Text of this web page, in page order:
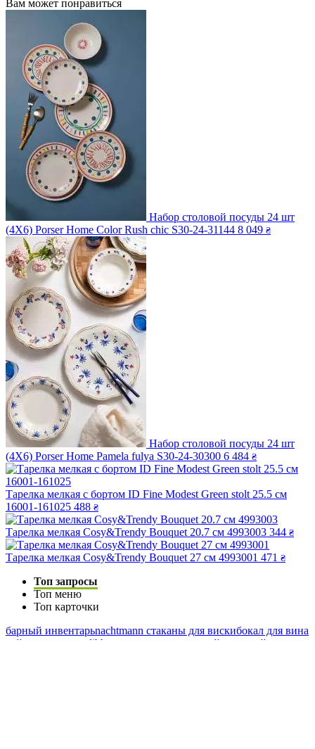
Вам может понравиться
Набор столовой посуды 24 шт
(4X6) Porser Home Color Rush chic S30-24-31144 8 049 ₴
Набор столовой посуды 24 шт
(4X6) Porser Home Pamela fulya S30-24-30300 6 484 ₴
Тарелка мелкая с бортом ID Fine Modest Green stolt 25.5 см
16001-161025 488 ₴
Тарелка мелкая Cosy&Trendy Bouquet 20.7 см 4993003 344 ₴
Тарелка мелкая Cosy&Trendy Bouquet 27 см 4993001 471 ₴
Топ запросы
Топ меню
Топ карточки
барный инвентарьnachtmann стаканы для вискибокал для вина
чайники
стаканы libbey мельница для специй
столовый нож